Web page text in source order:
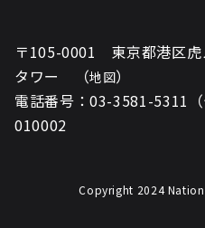
〒105-0001 東京都港区
タワー （地図）
電話番号：03-3581-5311
010002
Copyright 2024